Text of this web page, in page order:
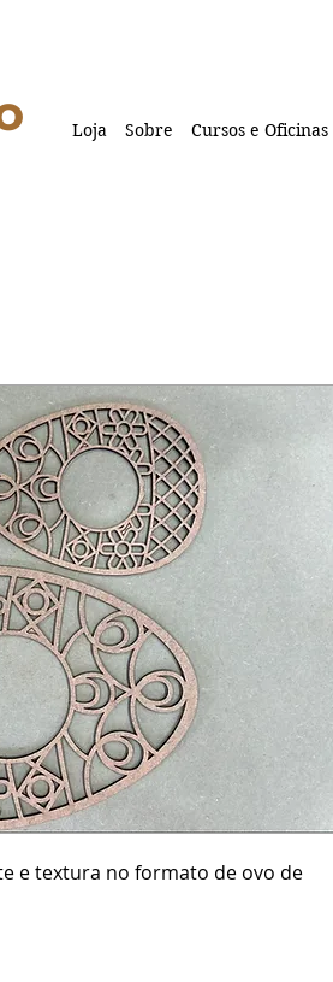
Loja Sobre Cursos e Oficinas
e textura no formato de ovo de